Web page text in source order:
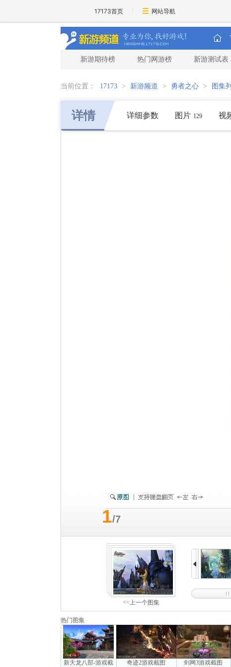
17173首页 网站导航
新游期待榜 热门网游榜 新游测试表
当前位置： 17173 > 新游频道 > 勇者之心 > 图集
详情 详细参数 图片 129 视
1/7
<<上一个图集
热门图集
新天龙八部-游戏截
奇迹2游戏截图 剑网3游戏截图